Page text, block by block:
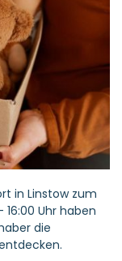
in Linstow zum
16:00 Uhr haben
die